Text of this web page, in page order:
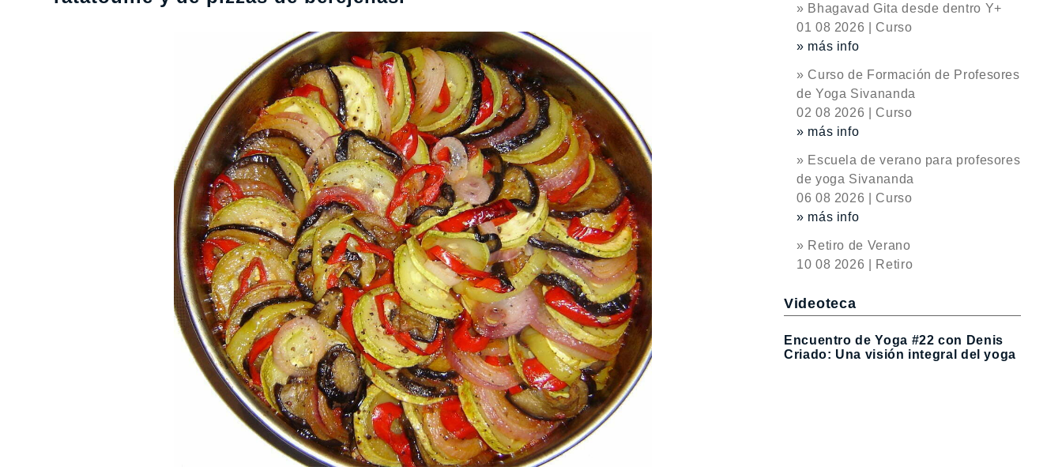
» Bhagavad Gita desde dentro Y+
01 08 2026 | Curso
» más info
» Curso de Formación de Profesores
de Yoga Sivananda
02 08 2026 | Curso
» más info
» Escuela de verano para profesores
de yoga Sivananda
06 08 2026 | Curso
» más info
» Retiro de Verano
10 08 2026 | Retiro
Videoteca
Encuentro de Yoga #22 con Denis
Criado: Una visión integral del yoga